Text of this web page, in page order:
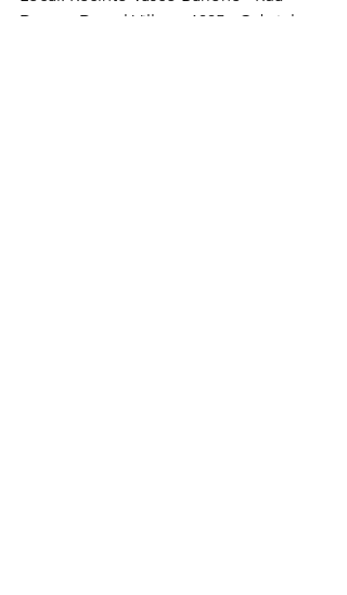
Doutor Durval Villaça, 1335 - Gabriel